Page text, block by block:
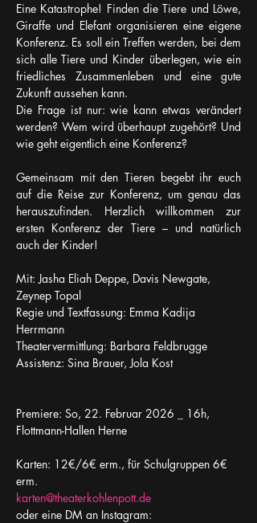
Eine Katastrophe! Finden die Tiere und Löwe,
Giraffe und Elefant organisieren eine eigene
Konferenz. Es soll ein Treffen werden, bei dem
sich alle Tiere und Kinder überlegen, wie ein
friedliches Zusammenleben und eine gute
Zukunft aussehen kann.
Die Frage ist nur: wie kann etwas verändert
werden? Wem wird überhaupt zugehört? Und
wie geht eigentlich eine Konferenz?
Gemeinsam mit den Tieren begebt ihr euch
auf die Reise zur Konferenz, um genau das
herauszufinden. Herzlich willkommen zur
ersten Konferenz der Tiere – und natürlich
auch der Kinder!
Mit: Jasha Eliah Deppe, Davis Newgate,
Zeynep Topal
Regie und Textfassung: Emma Kadija
Herrmann
Theatervermittlung: Barbara Feldbrugge
Assistenz: Sina Brauer, Jola Kost
Premiere: So, 22. Februar 2026 _ 16h,
Flottmann-Hallen Herne
Karten: 12€/6€ erm., für Schulgruppen 6€
erm.
karten@theaterkohlenpott.de
oder eine DM an Instagram: